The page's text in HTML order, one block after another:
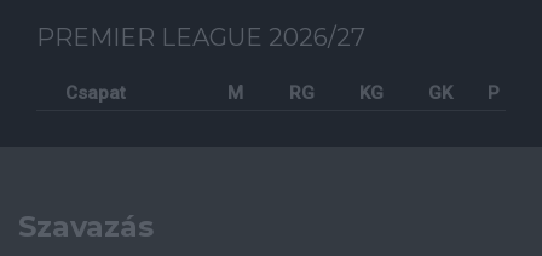
PREMIER LEAGUE 2026/27
Csapat M RG KG GK P
Szavazás